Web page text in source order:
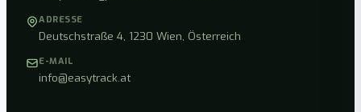
ADRESSE
Deutschstraße 4, 1230 Wien, Österreich
E-MAIL
info@easytrack.at